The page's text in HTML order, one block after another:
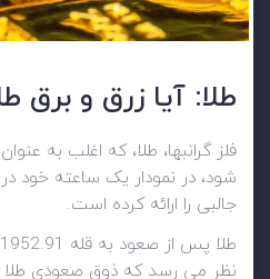
طلا: آیا زرق و برق
فلز گرانبها، طلا، که اغلب به
شود، در نمودار یک ساعته خود
جالبی را ارائه کرده است.
نظر می رسد که ذوق صعودی